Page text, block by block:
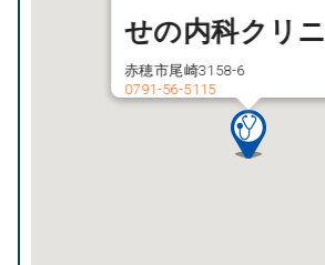
せの内科クリ
赤穂市尾崎3158-6
0791-56-5115